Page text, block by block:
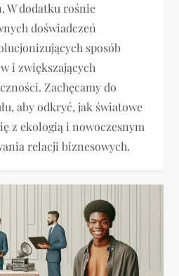
W dodatku rośnie
doświadczeń
sposób
i zwiększających
Zachęcamy do
aby odkryć, jak światowe
z ekologią i nowoczesnym
relacji biznesowych.